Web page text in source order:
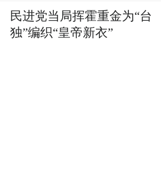
民进党当局挥霍重金为“台
独”编织“皇帝新衣”